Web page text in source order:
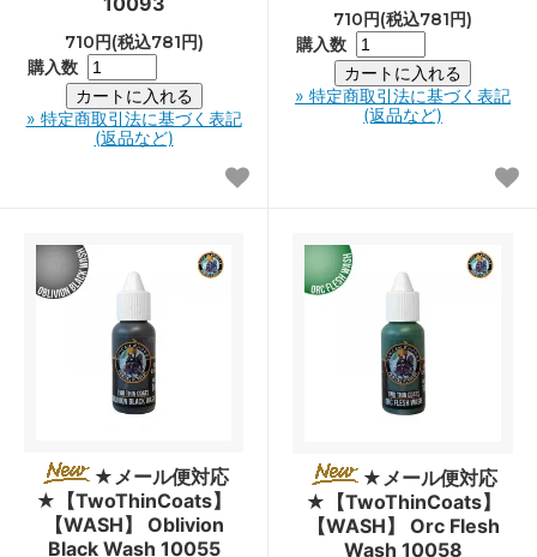
710円(税込781円)
購入数
» 特定商取引法に基づく表記
(返品など)
710円(税込781円)
購入数
» 特定商取引法に基づく表記
(返品など)
★メール便対応
★【TwoThinCoats】
【WASH】 Oblivion
Black Wash 10055
★メール便対応
★【TwoThinCoats】
【WASH】 Orc Flesh
Wash 10058